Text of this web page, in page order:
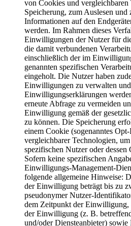
von Cookies und
Speicherung, zum Auslesen und
Informationen auf den
werden. Im Rahmen dieses
Einwilligungen der Nutzer für
die damit verbundenen
einschließlich der im
genannten spezifischen
eingeholt. Die Nutzer haben
Einwilligungen zu verwalten
Einwilligungserklärungen
erneute Abfrage zu vermeiden
Einwilligung gemäß der
zu können. Die Speicherung
einem Cookie (sogenanntes
vergleichbarer Technologien,
spezifischen Nutzer oder
Sofern keine spezifischen
Einwilligungs-Management-
folgende allgemeine Hinweise:
der Einwilligung beträgt bis zu
pseudonymer Nutzer-
dem Zeitpunkt der Einwilligung,
der Einwilligung (z. B.
und/oder Diensteanbieter)